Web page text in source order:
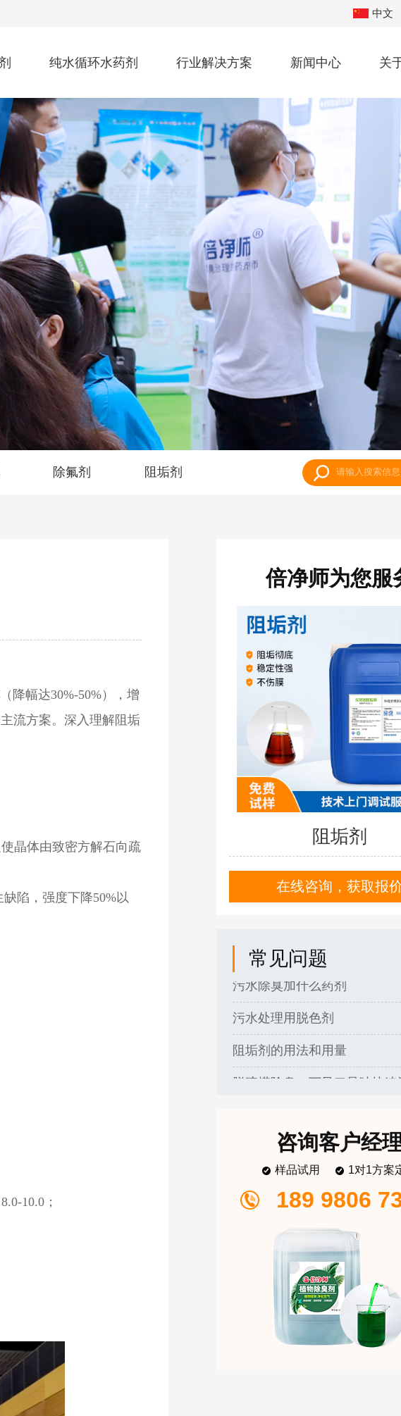
中文
纯水循环水药剂 行业解决方案 新闻中心 关
除氟剂 阻垢剂
降幅达30%-50%），增
流方案。深入理解阻垢
晶体由致密方解石向疏
陷，强度下降50%以
10.0；
倍净师为您服
阻垢剂
在线咨询，获取报
常见问题
化工废水如何处理
污水除臭加什么药剂
污水处理用脱色剂
阻垢剂的用法和用量
化工废水如何处理
污水除臭加什么药剂
污水处理用脱色剂
咨询客户经
样品试用 1对1方案
189 9806